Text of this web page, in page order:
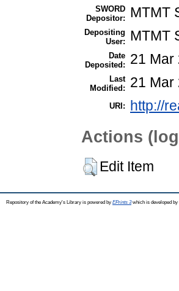
SWORD
Depositor:
MTMT
Depositing
User:
MTMT
Date
Deposited:
21 Mar
Last
Modified:
21 Mar
URI: http://
Actions
Edit Item
Repository of the Academy's Library is powered by EPrints 3which is developed by